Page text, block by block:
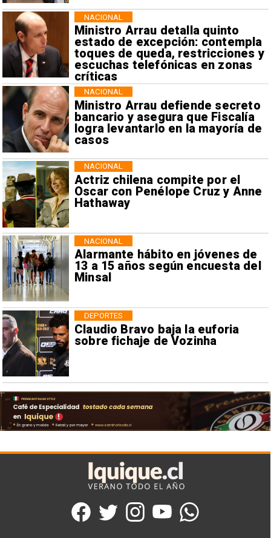
Ministro Arrau detalla quinto
estado de excepción: contempla
toques de queda, restricciones y
escuchas telefónicas en zonas
críticas
NACIONAL
Ministro Arrau defiende secreto
bancario y asegura que Fiscalía
logra levantarlo en la mayoría de
casos
NACIONAL
Actriz chilena compite por el
Oscar con Penélope Cruz y Anne
Hathaway
NACIONAL
Alarmante hábito en jóvenes de
13 a 15 años según encuesta del
Minsal
NACIONAL
Claudio Bravo baja la euforia
sobre fichaje de Vozinha
DEPORTES